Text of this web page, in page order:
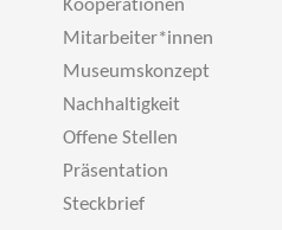
Kooperationen
Mitarbeiter*innen
Museumskonzept
Nachhaltigkeit
Offene Stellen
Präsentation
Steckbrief